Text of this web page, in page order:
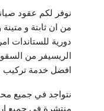
نوفر لكم عقود
من ان ثابتة و
دورية للستاندات
الريسيفر من
افضل خدمة تركيب
نتواجد في جميع
منتشرة في جميع